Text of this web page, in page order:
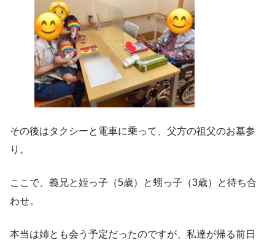
その後はタクシーと電車に乗って、父方の祖父のお墓参
り。
ここで、義兄と姪っ子（5歳）と甥っ子（3歳）と待ち合
わせ。
本当は姉とも会う予定だったのですが、私達が帰る前日